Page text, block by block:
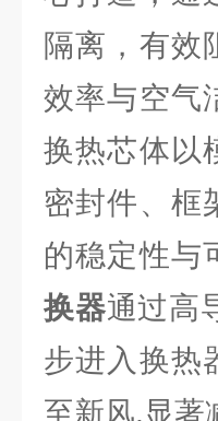
隔离，有效
效率与空气
换热芯体以
密封件、框
的稳定性与
换器通过高
步进入换热
至新风,显著